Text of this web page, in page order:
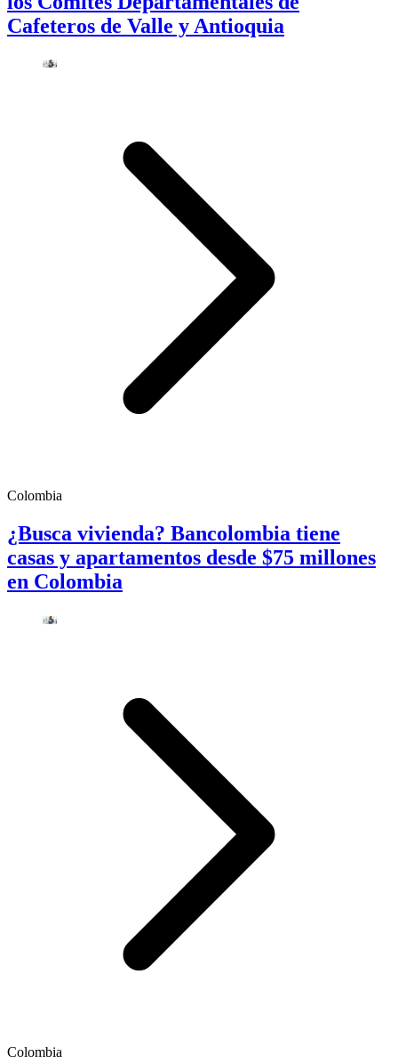
Cafeteros de Valle y Antioquia
Colombia
¿Busca vivienda? Bancolombia tiene
casas y apartamentos desde $75 millones
en Colombia
Colombia